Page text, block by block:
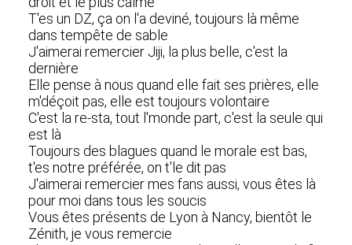
T'es un DZ, ça on l'a deviné, toujours là même
dans tempête de sable
J'aimerai remercier Jiji, la plus belle, c'est la
dernière
Elle pense à nous quand elle fait ses prières, elle
m'déçoit pas, elle est toujours volontaire
C'est la re-sta, tout l'monde part, c'est la seule qui
est là
Toujours des blagues quand le morale est bas,
t'es notre préférée, on t'le dit pas
J'aimerai remercier mes fans aussi, vous êtes là
pour moi dans tous les soucis
Vous êtes présents de Lyon à Nancy, bientôt le
Zénith, je vous remercie